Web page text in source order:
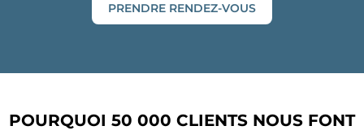
PRENDRE RENDEZ-VOUS
POURQUOI 50 000 CLIENTS NOUS FONT